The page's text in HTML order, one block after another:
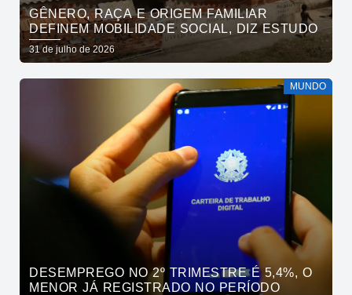
GÊNERO, RAÇA E ORIGEM FAMILIAR
DEFINEM MOBILIDADE SOCIAL, DIZ ESTUDO
31 de julho de 2026
MUNDO
DESEMPREGO NO 2º TRIMESTRE É 5,4%, O
MENOR JÁ REGISTRADO NO PERÍODO